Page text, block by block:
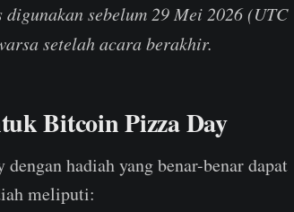
digunakan sebelum 29 Mei 2026 (UTC
setelah acara berakhir.
Bitcoin Pizza Day
hadiah yang benar-benar dapat
meliputi: